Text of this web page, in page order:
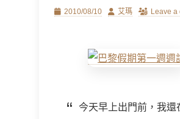
Posted2010/08/10 Author
艾瑪 Leave a
今天早上出門前，我還